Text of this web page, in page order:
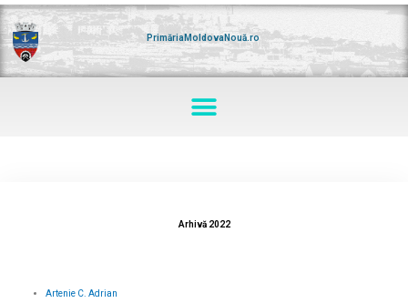
Skip
to
content
PrimăriaMoldovaNouă.ro
Menu
Arhivă 2022
Artenie C. Adrian